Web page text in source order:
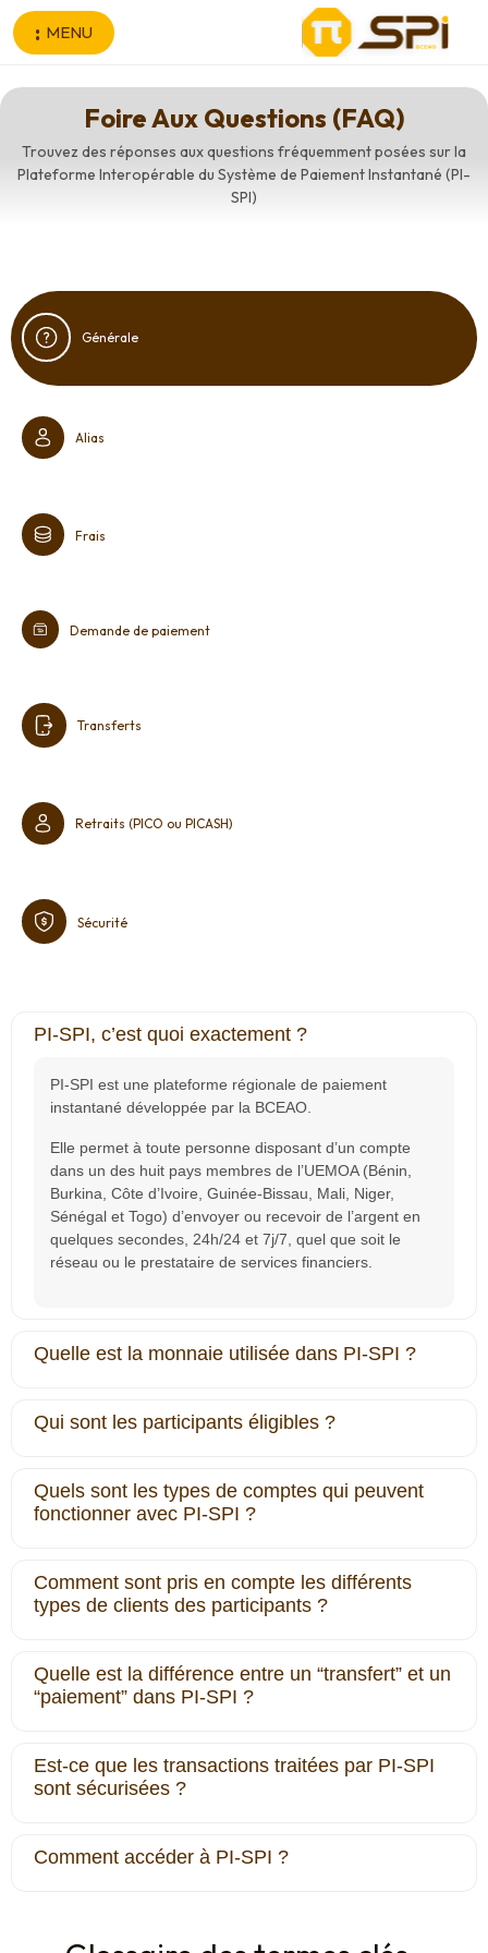
Aller au contenu principal
MENU
Foire Aux Questions (FAQ)
Trouvez des réponses aux questions fréquemment posées sur la
Plateforme Interopérable du Système de Paiement Instantané (PI-
SPI)
Générale
Alias
Frais
Demande de paiement
Transferts
Retraits (PICO ou PICASH)
Sécurité
PI-SPI, c’est quoi exactement ?
PI‐SPI est une plateforme régionale de paiement
instantané développée par la BCEAO.
Elle permet à toute personne disposant d’un compte
dans un des huit pays membres de l’UEMOA (Bénin,
Burkina, Côte d’Ivoire, Guinée-Bissau, Mali, Niger,
Sénégal et Togo) d’envoyer ou recevoir de l’argent en
quelques secondes, 24h/24 et 7j/7, quel que soit le
réseau ou le prestataire de services financiers.
Quelle est la monnaie utilisée dans PI-SPI ?
Qui sont les participants éligibles ?
Quels sont les types de comptes qui peuvent
fonctionner avec PI-SPI ?
Comment sont pris en compte les différents
types de clients des participants ?
Quelle est la différence entre un “transfert” et un
“paiement” dans PI-SPI ?
Est-ce que les transactions traitées par PI-SPI
sont sécurisées ?
Comment accéder à PI‐SPI ?